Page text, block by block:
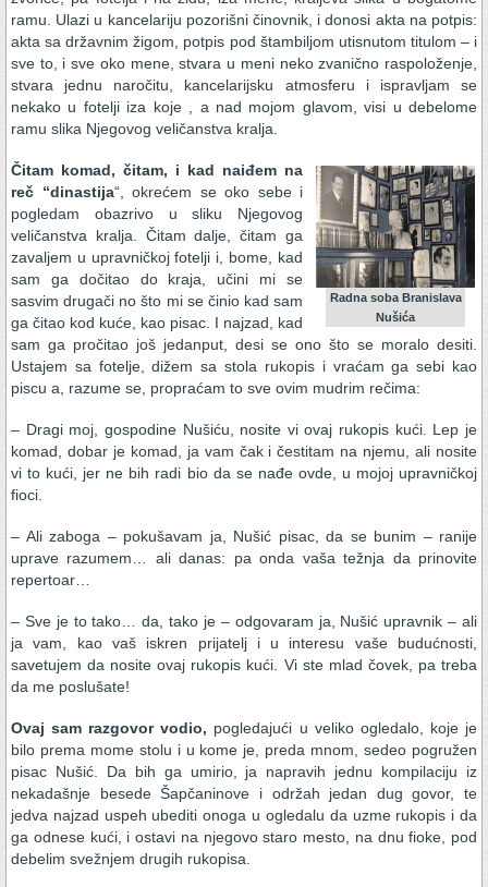
ramu. Ulazi u kancelariju pozorišni činovnik, i donosi akta na potpis:
akta sa državnim žigom, potpis pod štambiljom utisnutom titulom – i
sve to, i sve oko mene, stvara u meni neko zvanično raspoloženje,
stvara jednu naročitu, kancelarijsku atmosferu i ispravljam se
nekako u fotelji iza koje , a nad mojom glavom, visi u debelome
ramu slika Njegovog veličanstva kralja.
Radna soba Branislava
Nušića
Čitam komad, čitam, i kad naiđem na
reč “dinastija“, okrećem se oko sebe i
pogledam obazrivo u sliku Njegovog
veličanstva kralja. Čitam dalje, čitam ga
zavaljem u upravničkoj fotelji i, bome, kad
sam ga dočitao do kraja, učini mi se
sasvim drugači no što mi se činio kad sam
ga čitao kod kuće, kao pisac. I najzad, kad
sam ga pročitao još jedanput, desi se ono što se moralo desiti.
Ustajem sa fotelje, dižem sa stola rukopis i vraćam ga sebi kao
piscu a, razume se, propraćam to sve ovim mudrim rečima:
– Dragi moj, gospodine Nušiću, nosite vi ovaj rukopis kući. Lep je
komad, dobar je komad, ja vam čak i čestitam na njemu, ali nosite
vi to kući, jer ne bih radi bio da se nađe ovde, u mojoj upravničkoj
fioci.
– Ali zaboga – pokušavam ja, Nušić pisac, da se bunim – ranije
uprave razumem… ali danas: pa onda vaša težnja da prinovite
repertoar…
– Sve je to tako… da, tako je – odgovaram ja, Nušić upravnik – ali
ja vam, kao vaš iskren prijatelj i u interesu vaše budućnosti,
savetujem da nosite ovaj rukopis kući. Vi ste mlad čovek, pa treba
da me poslušate!
Ovaj sam razgovor vodio, pogledajući u veliko ogledalo, koje je
bilo prema mome stolu i u kome je, preda mnom, sedeo pogružen
pisac Nušić. Da bih ga umirio, ja napravih jednu kompilaciju iz
nekadašnje besede Šapčaninove i održah jedan dug govor, te
jedva najzad uspeh ubediti onoga u ogledalu da uzme rukopis i da
ga odnese kući, i ostavi na njegovo staro mesto, na dnu fioke, pod
debelim svežnjem drugih rukopisa.